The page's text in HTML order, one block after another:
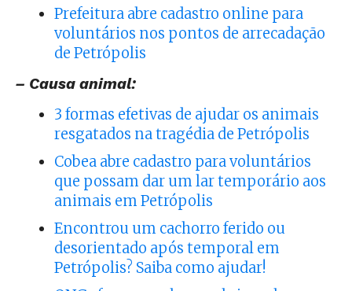
Prefeitura abre cadastro online para
voluntários nos pontos de arrecadação
de Petrópolis
– Causa animal:
3 formas efetivas de ajudar os animais
resgatados na tragédia de Petrópolis
Cobea abre cadastro para voluntários
que possam dar um lar temporário aos
animais em Petrópolis
Encontrou um cachorro ferido ou
desorientado após temporal em
Petrópolis? Saiba como ajudar!